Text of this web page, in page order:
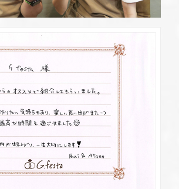
着情報 TEL.053-455-2177
10:00〜18:30
火曜日・水曜日